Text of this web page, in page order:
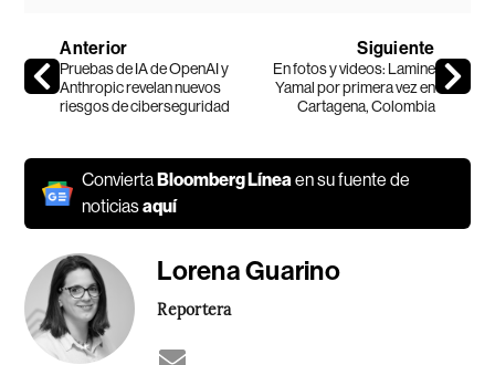
Anterior
Pruebas de IA de OpenAI y
Anthropic revelan nuevos
riesgos de ciberseguridad
Siguiente
En fotos y videos: Lamine
Yamal por primera vez en
Cartagena, Colombia
ConviertaBloomberg Líneaen su fuente de
noticiasaquí
Lorena Guarino
Reportera